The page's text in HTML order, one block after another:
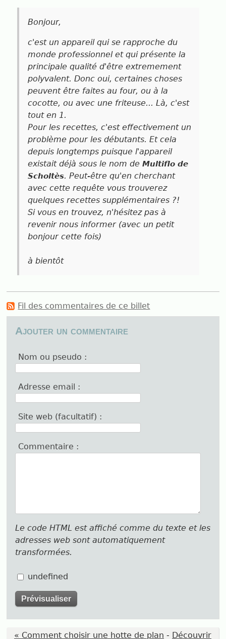
Bonjour,
c'est un appareil qui se rapproche du
monde professionnel et qui présente la
principale qualité d'être extremement
polyvalent. Donc oui, certaines choses
peuvent être faites au four, ou à la
cocotte, ou avec une friteuse... Là, c'est
tout en 1.
Pour les recettes, c'est effectivement un
problème pour les débutants. Et cela
depuis longtemps puisque l'appareil
existait déjà sous le nom de Multiflo de
Scholtès. Peut-être qu'en cherchant
avec cette requête vous trouverez
quelques recettes supplémentaires ?!
Si vous en trouvez, n'hésitez pas à
revenir nous informer (avec un petit
bonjour cette fois)
à bientôt
Fil des commentaires de ce billet
Ajouter un commentaire
Nom ou pseudo :
Adresse email :
Site web (facultatif) :
Commentaire :
Le code HTML est affiché comme du texte et les
adresses web sont automatiquement
transformées.
undefined
« Comment choisir une hotte de plan - Découvrir